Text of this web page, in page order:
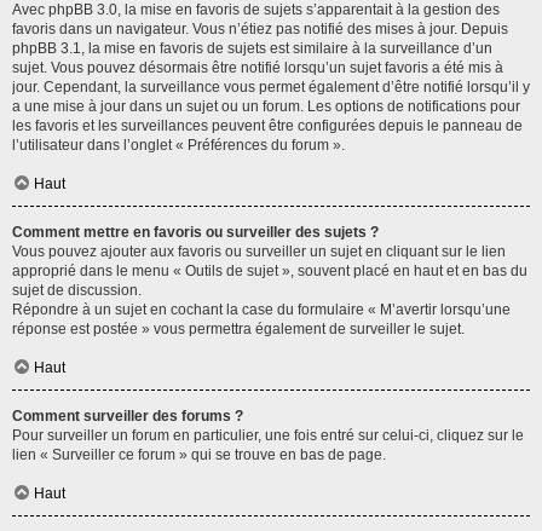
Avec phpBB 3.0, la mise en favoris de sujets s’apparentait à la gestion des
favoris dans un navigateur. Vous n’étiez pas notifié des mises à jour. Depuis
phpBB 3.1, la mise en favoris de sujets est similaire à la surveillance d’un
sujet. Vous pouvez désormais être notifié lorsqu’un sujet favoris a été mis à
jour. Cependant, la surveillance vous permet également d’être notifié lorsqu’il y
a une mise à jour dans un sujet ou un forum. Les options de notifications pour
les favoris et les surveillances peuvent être configurées depuis le panneau de
l’utilisateur dans l’onglet « Préférences du forum ».
Haut
Comment mettre en favoris ou surveiller des sujets ?
Vous pouvez ajouter aux favoris ou surveiller un sujet en cliquant sur le lien
approprié dans le menu « Outils de sujet », souvent placé en haut et en bas du
sujet de discussion.
Répondre à un sujet en cochant la case du formulaire « M’avertir lorsqu’une
réponse est postée » vous permettra également de surveiller le sujet.
Haut
Comment surveiller des forums ?
Pour surveiller un forum en particulier, une fois entré sur celui-ci, cliquez sur le
lien « Surveiller ce forum » qui se trouve en bas de page.
Haut